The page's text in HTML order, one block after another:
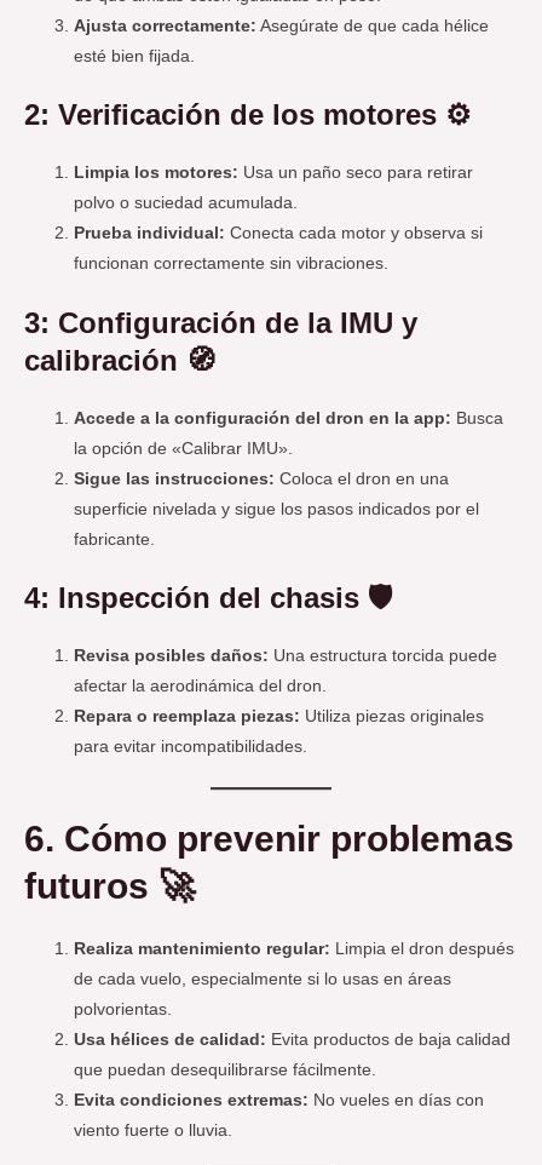
Ajusta correctamente: Asegúrate de que cada hélice
esté bien fijada.
2: Verificación de los motores ⚙️
Limpia los motores: Usa un paño seco para retirar
polvo o suciedad acumulada.
Prueba individual: Conecta cada motor y observa si
funcionan correctamente sin vibraciones.
3: Configuración de la IMU y
calibración 🧭
Accede a la configuración del dron en la app: Busca
la opción de «Calibrar IMU».
Sigue las instrucciones: Coloca el dron en una
superficie nivelada y sigue los pasos indicados por el
fabricante.
4: Inspección del chasis 🛡️
Revisa posibles daños: Una estructura torcida puede
afectar la aerodinámica del dron.
Repara o reemplaza piezas: Utiliza piezas originales
para evitar incompatibilidades.
6. Cómo prevenir problemas
futuros 🚀
Realiza mantenimiento regular: Limpia el dron después
de cada vuelo, especialmente si lo usas en áreas
polvorientas.
Usa hélices de calidad: Evita productos de baja calidad
que puedan desequilibrarse fácilmente.
Evita condiciones extremas: No vueles en días con
viento fuerte o lluvia.